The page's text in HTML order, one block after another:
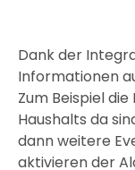
Dank der
Informationen
Zum Beispiel
Haushalts da
dann weitere
aktivieren der